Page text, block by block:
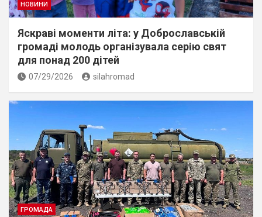
НОВИНИ
Яскраві моменти літа: у Доброславській
громаді молодь організувала серію свят
для понад 200 дітей
07/29/2026 silahromad
ГРОМАДА